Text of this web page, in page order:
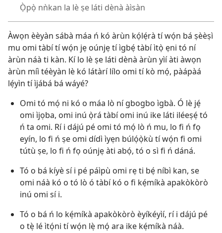
Ọ̀pọ̀ nǹkan la lè ṣe láti dènà àìsàn
Àwọn èèyàn sábà máa ń kó àrùn kọ́lẹ́rà tí wọ́n bá ṣèèṣì
mu omi tàbí tí wọ́n jẹ oúnjẹ tí ìgbẹ́ tàbí ìtọ̀ ẹni tó ní
àrùn náà ti kàn. Kí lo lè ṣe láti dènà àrùn yìí àti àwọn
àrùn míì téèyàn lè kó látàrí lílo omi tí kò mọ́, pàápàá
lẹ́yìn tí ìjábá bá wáyé?
Omi tó mọ́ ni kó o máa lò ní gbogbo ìgbà. Ó lè jẹ́
omi ìjọba, omi inú ọ̀rá tàbí omi inú ike láti iléeṣẹ́ tó
ń ta omi. Rí i dájú pé omi tó mọ́ lò ń mu, lo fi ń fọ
eyín, lo fi ń ṣe omi dídì ìyẹn búlọ́ọ̀kù tí wọ́n fi omi
tútù ṣe, lo fi ń fọ oúnjẹ àti abọ́, tó o sì fi ń dáná.
Tó o bá kíyè sí i pé páìpù omi rẹ ti bẹ́ níbì kan, se
omi náà kó o tó lò ó tàbí kó o fi kẹ́míkà apakòkòrò
inú omi sí i.
Tó o bá ń lo kẹ́míkà apakòkòrò èyíkéyìí, rí i dájú pé
o tẹ̀ lé ìtọ́ni tí wọ́n lẹ̀ mọ́ ara ike kẹ́míkà náà.